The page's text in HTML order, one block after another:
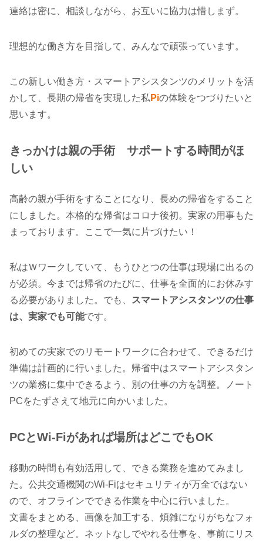
連絡は密に、相談しながら、お互いに協力は惜しまず。
理想的な働き方を目指して、みんなで頑張っています。
この新しい働き方・スマートアシスタンツのメリットを活
かして、長期の帰省を実現した私 Piの体験をつづりたいと
思います。
きっかけは親の手術 サポートする時間がほ
しい
高齢の親が手術をすることになり、長めの帰省をすること
にしました。本格的な帰省はコロナ後初。実家の用事もた
まっております。ここで一気に片づけたい！
私はＷワークしていて、もうひとつの仕事は現場に出るの
が必須。今までは帰省のたびに、仕事を全面的にお休みす
る必要がありました。でも、
スマートアシスタンツの仕事
は、実家でも可能です。
初めての実家でのリモートワークに合わせて、できるだけ
準備は計画的に行いました。帰省中はスマートアシスタン
ツの業務に集中できるよう、別の仕事の方を調整。ノート
PCをたずさえて地元に向かいました。
PCとWi-Fiがあれば場所はどこでもOK
移動の時間も有効活用して、できる業務を進めてみまし
た。公共交通機関のWi-Fiはセキュリティが万全ではない
ので、オフラインでできる作業を中心に行いました。
文書をまとめる、画像を加工する、煩雑になりがちなフォ
ルダの整理など。ネットなしでやれる仕事を、事前にリス